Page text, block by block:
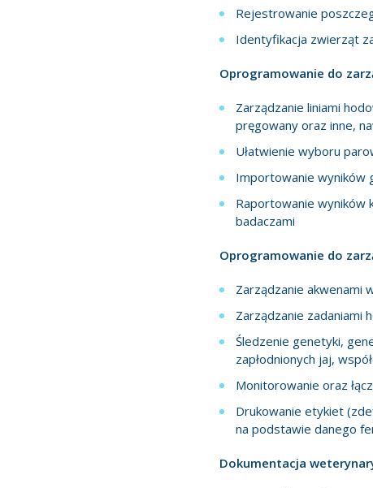
Rejestrowanie
Identyfikacja zwierząt
Oprogramowanie do
Zarządzanie liniami
pręgowany oraz inne,
Ułatwienie wyboru
Importowanie wyników
Raportowanie wyników
badaczami
Oprogramowanie do
Zarządzanie akwenami
Zarządzanie zadaniami
Śledzenie genetyki,
zapłodnionych jaj,
Monitorowanie oraz
Drukowanie etykiet
na podstawie danego
Dokumentacja